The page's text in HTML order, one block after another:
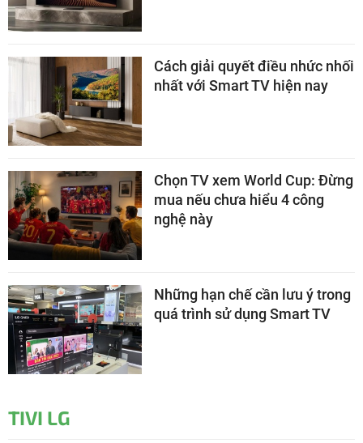
Cách giải quyết điều nhức nhối
nhất với Smart TV hiện nay
Chọn TV xem World Cup: Đừng
mua nếu chưa hiểu 4 công
nghệ này
Những hạn chế cần lưu ý trong
quá trình sử dụng Smart TV
TIVI LG